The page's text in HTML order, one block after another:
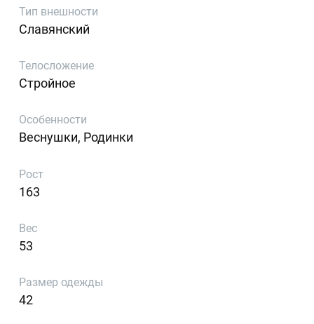
Тип внешности
Славянский
Телосложение
Стройное
Особенности
Веснушки, Родинки
Рост
163
Вес
53
Размер одежды
42